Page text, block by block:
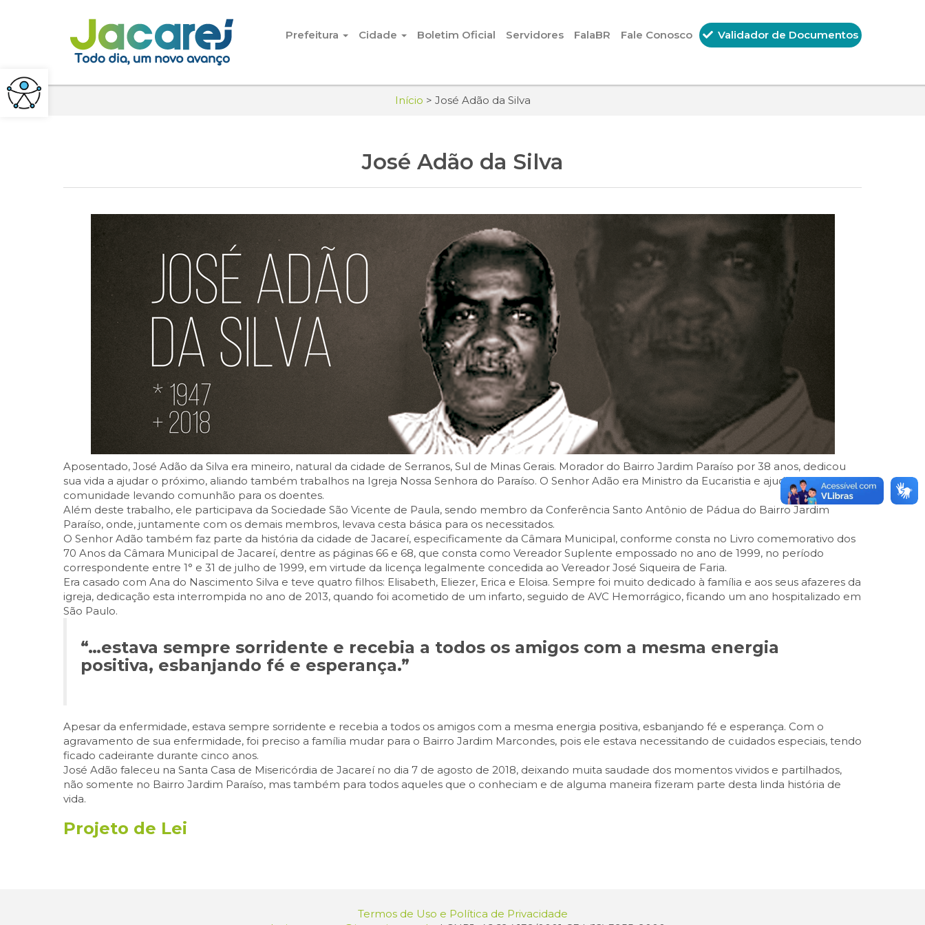
Pular para o conteúdo
Prefeitura
Cidade Boletim Oficial Servidores FalaBR Fale Conosco Validador de Documentos
Início > José Adão da Silva
José Adão da Silva
Aposentado, José Adão da Silva era mineiro, natural da cidade de Serranos, Sul de Minas Gerais. Morador do Bairro Jardim Paraíso por 38 anos, dedicou
sua vida a ajudar o próximo, aliando também trabalhos na Igreja Nossa Senhora do Paraíso. O Senhor Adão era Ministro da Eucaristia e ajudava a
comunidade levando comunhão para os doentes.
Além deste trabalho, ele participava da Sociedade São Vicente de Paula, sendo membro da Conferência Santo Antônio de Pádua do Bairro Jardim
Paraíso, onde, juntamente com os demais membros, levava cesta básica para os necessitados.
O Senhor Adão também faz parte da história da cidade de Jacareí, especificamente da Câmara Municipal, conforme consta no Livro comemorativo dos
70 Anos da Câmara Municipal de Jacareí, dentre as páginas 66 e 68, que consta como Vereador Suplente empossado no ano de 1999, no período
correspondente entre 1° e 31 de julho de 1999, em virtude da licença legalmente concedida ao Vereador José Siqueira de Faria.
Era casado com Ana do Nascimento Silva e teve quatro filhos: Elisabeth, Eliezer, Erica e Eloisa. Sempre foi muito dedicado à família e aos seus afazeres da
igreja, dedicação esta interrompida no ano de 2013, quando foi acometido de um infarto, seguido de AVC Hemorrágico, ficando um ano hospitalizado em
São Paulo.
“…estava sempre sorridente e recebia a todos os amigos com a mesma energia
positiva, esbanjando fé e esperança.”
Apesar da enfermidade, estava sempre sorridente e recebia a todos os amigos com a mesma energia positiva, esbanjando fé e esperança. Com o
agravamento de sua enfermidade, foi preciso a família mudar para o Bairro Jardim Marcondes, pois ele estava necessitando de cuidados especiais, tendo
ficado cadeirante durante cinco anos.
José Adão faleceu na Santa Casa de Misericórdia de Jacareí no dia 7 de agosto de 2018, deixando muita saudade dos momentos vividos e partilhados,
não somente no Bairro Jardim Paraíso, mas também para todos aqueles que o conheciam e de alguma maneira fizeram parte desta linda história de
vida.
Projeto de Lei
Termos de Uso e Política de Privacidade